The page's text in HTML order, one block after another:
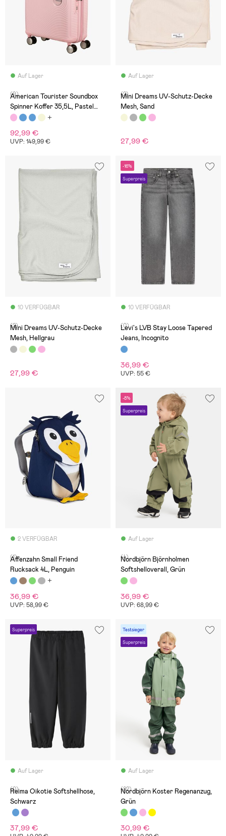
Auf Lager
(9)
American Tourister Soundbox
Spinner Koffer 35,5L, Pastel
Pink
92,99 €
UVP: 149,99 €
Auf Lager
(2)
Mini Dreams UV-Schutz-Decke
Mesh, Sand
27,99 €
10 VERFÜGBAR
(2)
Mini Dreams UV-Schutz-Decke
Mesh, Hellgrau
27,99 €
-16%
Superpreis
10 VERFÜGBAR
(0)
Levi's LVB Stay Loose Tapered
Jeans, Incognito
36,99 €
UVP: 55 €
2 VERFÜGBAR
(1)
Affenzahn Small Friend
Rucksack 4L, Penguin
36,99 €
UVP: 58,99 €
-8%
Superpreis
Auf Lager
(4)
Nordbjörn Björnholmen
Softshelloverall, Grün
36,99 €
UVP: 68,99 €
Superpreis
Auf Lager
(0)
Reima Oikotie Softshellhose,
Schwarz
37,99 €
Testsieger
Superpreis
Auf Lager
(82)
Nordbjörn Koster Regenanzug,
Grün
30,99 €